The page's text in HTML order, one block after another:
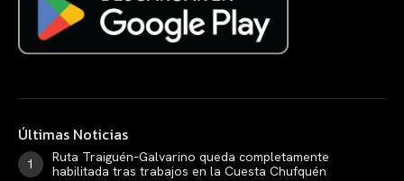
Últimas Noticias
Ruta Traiguén–Galvarino queda completamente
habilitada tras trabajos en la Cuesta Chufquén